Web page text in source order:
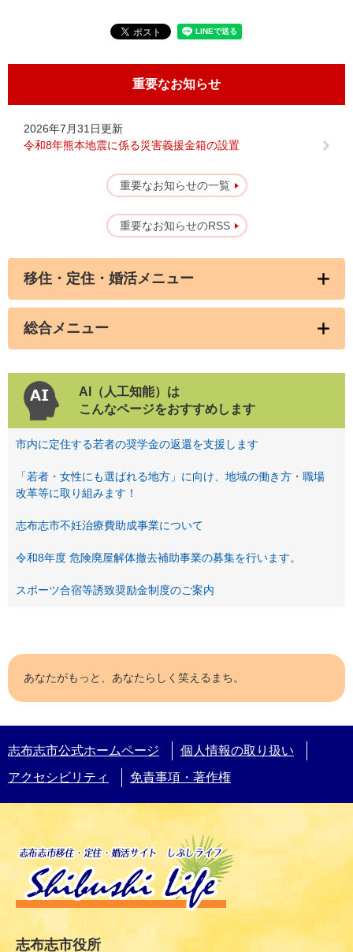
す
す
め
志
志
市
業
版
ふ
る
さ
納
税
S
G
へ
組
み
志
市
式
L
E
と
お
友
ち
重要なお知らせ
2026年7月31日更新
令和8年熊本地震に係る災害義援金箱の設置
重要なお知らせの一覧
重要なお知らせのRSS
移住・定住・婚活メニュー
総合メニュー
AI（人工知能）は
こんなページをおすすめします
市内に定住する若者の奨学金の返還を支援します
「若者・女性にも選ばれる地方」に向け、地域の働き方・職場
改革等に取り組みます！
志布志市不妊治療費助成事業について
令和8年度 危険廃屋解体撤去補助事業の募集を行います。
スポーツ合宿等誘致奨励金制度のご案内
あなたがもっと、あなたらしく笑えるまち。
志布志市公式ホームページ
個人情報の取り扱い
アクセシビリティ
免責事項・著作権
志布志市役所